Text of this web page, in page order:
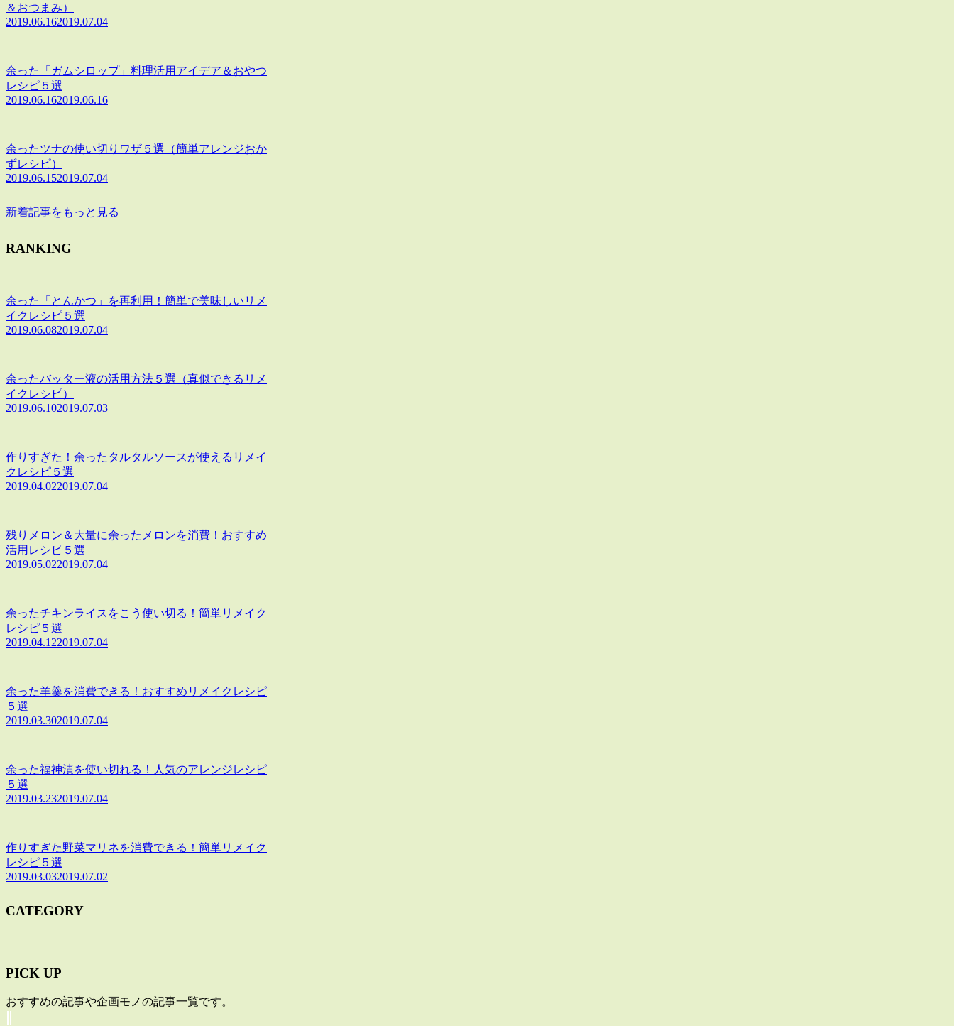
＆おつまみ）
2019.06.162019.07.04
余った「ガムシロップ」料理活用アイデア＆おやつ
レシピ５選
2019.06.162019.06.16
余ったツナの使い切りワザ５選（簡単アレンジおか
ずレシピ）
2019.06.152019.07.04
新着記事をもっと見る
RANKING
余った「とんかつ」を再利用！簡単で美味しいリメ
イクレシピ５選
2019.06.082019.07.04
余ったバッター液の活用方法５選（真似できるリメ
イクレシピ）
2019.06.102019.07.03
作りすぎた！余ったタルタルソースが使えるリメイ
クレシピ５選
2019.04.022019.07.04
残りメロン＆大量に余ったメロンを消費！おすすめ
活用レシピ５選
2019.05.022019.07.04
余ったチキンライスをこう使い切る！簡単リメイク
レシピ５選
2019.04.122019.07.04
余った羊羹を消費できる！おすすめリメイクレシピ
５選
2019.03.302019.07.04
余った福神漬を使い切れる！人気のアレンジレシピ
５選
2019.03.232019.07.04
作りすぎた野菜マリネを消費できる！簡単リメイク
レシピ５選
2019.03.032019.07.02
CATEGORY
PICK UP
おすすめの記事や企画モノの記事一覧です。